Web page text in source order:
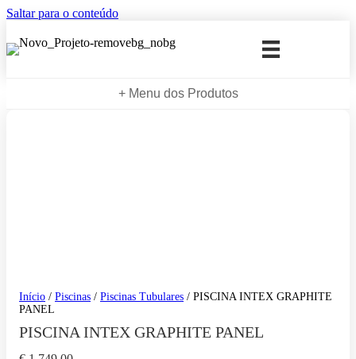
Saltar para o conteúdo
+ Menu dos Produtos
Início / Piscinas / Piscinas Tubulares / PISCINA INTEX GRAPHITE
PANEL
PISCINA INTEX GRAPHITE PANEL